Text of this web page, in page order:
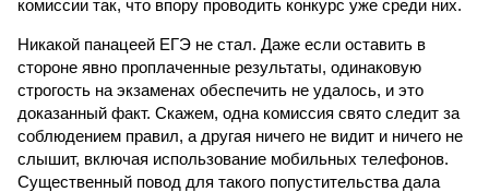
комиссии так, что впору проводить конкурс уже среди них.
Никакой панацеей ЕГЭ не стал. Даже если оставить в
стороне явно проплаченные результаты, одинаковую
строгость на экзаменах обеспечить не удалось, и это
доказанный факт. Скажем, одна комиссия свято следит за
соблюдением правил, а другая ничего не видит и ничего не
слышит, включая использование мобильных телефонов.
Существенный повод для такого попустительства дала